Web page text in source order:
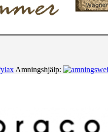
Amningshjälp: